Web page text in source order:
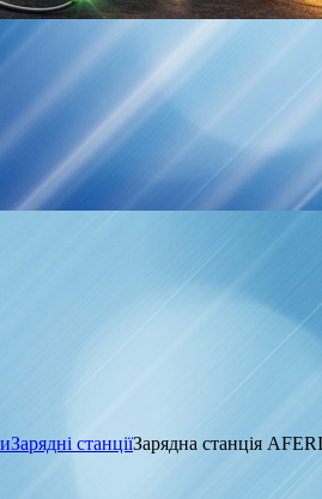
Зарядні станціїЗарядна станція